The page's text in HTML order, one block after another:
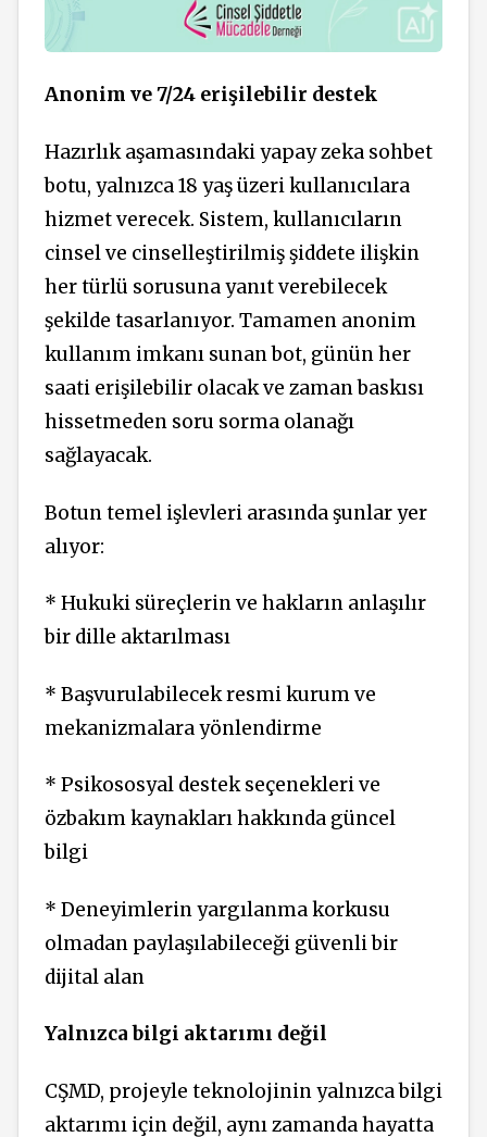
Anonim ve 7/24 erişilebilir destek
Hazırlık aşamasındaki yapay zeka sohbet
botu, yalnızca 18 yaş üzeri kullanıcılara
hizmet verecek. Sistem, kullanıcıların
cinsel ve cinselleştirilmiş şiddete ilişkin
her türlü sorusuna yanıt verebilecek
şekilde tasarlanıyor. Tamamen anonim
kullanım imkanı sunan bot, günün her
saati erişilebilir olacak ve zaman baskısı
hissetmeden soru sorma olanağı
sağlayacak.
Botun temel işlevleri arasında şunlar yer
alıyor:
* Hukuki süreçlerin ve hakların anlaşılır
bir dille aktarılması
* Başvurulabilecek resmi kurum ve
mekanizmalara yönlendirme
* Psikososyal destek seçenekleri ve
özbakım kaynakları hakkında güncel
bilgi
* Deneyimlerin yargılanma korkusu
olmadan paylaşılabileceği güvenli bir
dijital alan
Yalnızca bilgi aktarımı değil
CŞMD, projeyle teknolojinin yalnızca bilgi
aktarımı için değil, aynı zamanda hayatta